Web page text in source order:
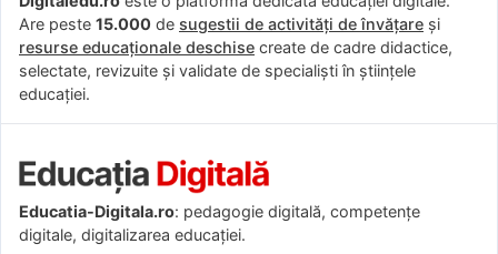
Are peste 15.000 de sugestii de activități de învățare și
resurse educaționale deschise create de cadre didactice,
selectate, revizuite și validate de specialiști în științele
educației.
Educatia-Digitala.ro: pedagogie digitală, competențe
digitale, digitalizarea educației.